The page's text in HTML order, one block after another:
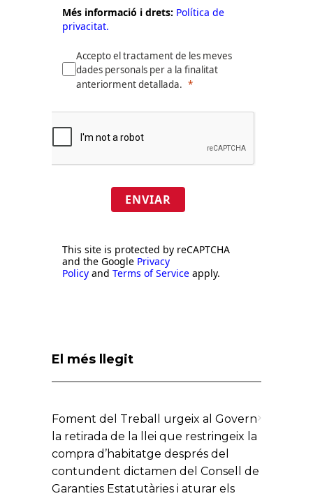
Més informació i drets: Política de
privacitat.
Accepto el tractament de les meves
dades personals per a la finalitat
anteriorment detallada.
ENVIAR
This site is protected by reCAPTCHA
and the Google Privacy
Policy and Terms of Service apply.
El més llegit
Foment del Treball urgeix al Govern
la retirada de la llei que restringeix la
compra d’habitatge després del
contundent dictamen del Consell de
Garanties Estatutàries i aturar els